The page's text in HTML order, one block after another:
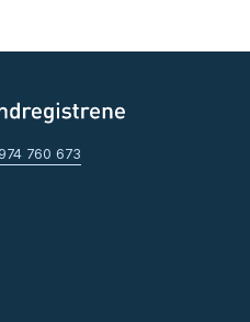
974 760 673